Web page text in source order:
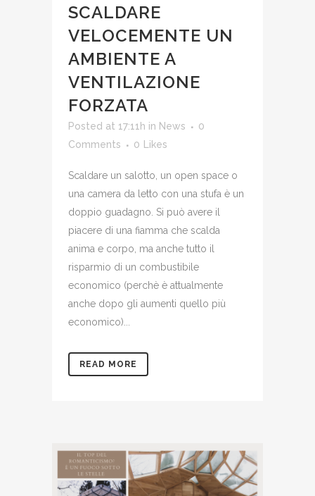
SCALDARE
VELOCEMENTE UN
AMBIENTE A
VENTILAZIONE
FORZATA
Posted at 17:11h in News
0
Comments
0 Likes
Scaldare un salotto, un open space o
una camera da letto con una stufa è un
doppio guadagno. Si può avere il
piacere di una fiamma che scalda
anima e corpo, ma anche tutto il
risparmio di un combustibile
economico (perchè è attualmente
anche dopo gli aumenti quello più
economico)...
READ MORE